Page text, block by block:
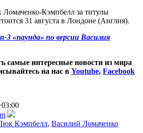
Кэмпбелл за титулы
31 августа в Лондоне (Англия).
3 «паунда» по версии Василия
самые интересные новости из мира
на нас в Youtube, Facebook
Кэмпбелл, Василий Ломаченко